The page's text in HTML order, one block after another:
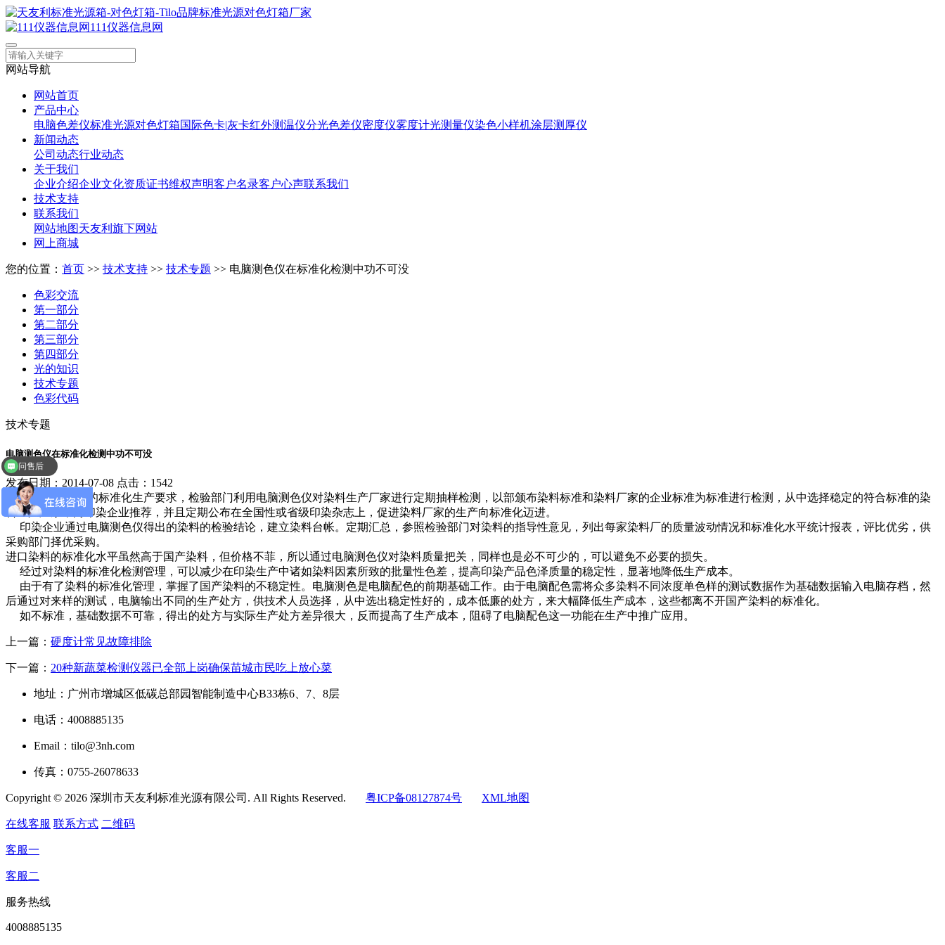
111仪器信息网
网站导航
网站首页
产品中心
电脑色差仪标准光源对色灯箱国际色卡|灰卡红外测温仪分光色差仪密度仪雾度计光测量仪染色小样机涂层测厚仪
新闻动态
公司动态行业动态
关于我们
企业介绍企业文化资质证书维权声明客户名录客户心声联系我们
技术支持
联系我们
网站地图天友利旗下网站
网上商城
您的位置： 首页 >> 技术支持 >> 技术专题 >> 电脑测色仪在标准化检测中功不可没
色彩交流
第一部分
第二部分
第三部分
第四部分
光的知识
技术专题
色彩代码
技术专题
电脑测色仪在标准化检测中功不可没
发布日期：2014-07-08 点击：1542
为了达到染料的标准化生产要求，检验部门利用电脑测色仪对染料生产厂家进行定期抽样检测，以部颁布染料标准和染料厂家的企业标准为标准进行检测，从中选择稳定的符合标准的染
料生产厂家，向印染企业推荐，并且定期公布在全国性或省级印染杂志上，促进染料厂家的生产向标准化迈进。
印染企业通过电脑测色仪得出的染料的检验结论，建立染料台帐。定期汇总，参照检验部门对染料的指导性意见，列出每家染料厂的质量波动情况和标准化水平统计报表，评比优劣，供
采购部门择优采购。
进口染料的标准化水平虽然高于国产染料，但价格不菲，所以通过电脑测色仪对染料质量把关，同样也是必不可少的，可以避免不必要的损失。
经过对染料的标准化检测管理，可以减少在印染生产中诸如染料因素所致的批量性色差，提高印染产品色泽质量的稳定性，显著地降低生产成本。
由于有了染料的标准化管理，掌握了国产染料的不稳定性。电脑测色是电脑配色的前期基础工作。由于电脑配色需将众多染料不同浓度单色样的测试数据作为基础数据输入电脑存档，然
后通过对来样的测试，电脑输出不同的生产处方，供技术人员选择，从中选出稳定性好的，成本低廉的处方，来大幅降低生产成本，这些都离不开国产染料的标准化。
如不标准，基础数据不可靠，得出的处方与实际生产处方差异很大，反而提高了生产成本，阻碍了电脑配色这一功能在生产中推广应用。
上一篇： 硬度计常见故障排除
下一篇： 20种新蔬菜检测仪器已全部上岗确保苗城市民吃上放心菜
地址：广州市增城区低碳总部园智能制造中心B33栋6、7、8层
电话：4008885135
Email：tilo@3nh.com
传真：0755-26078633
Copyright © 2026 深圳市天友利标准光源有限公司. All Rights Reserved. 粤ICP备08127874号 XML地图
在线客服 联系方式 二维码
客服一
客服二
服务热线
4008885135
问售后